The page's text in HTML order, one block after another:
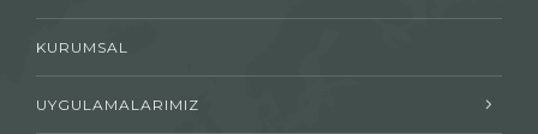
KURUMSAL
UYGULAMALARIMIZ